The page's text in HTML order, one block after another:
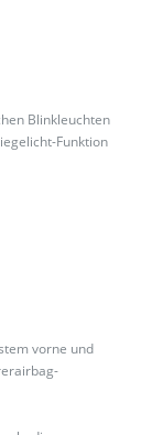
Blinkleuchten
Funktion
vorne und